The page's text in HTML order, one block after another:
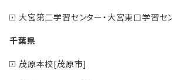
大宮第二学習センター・大宮東口学習セ
千葉県
茂原本校[茂原市]